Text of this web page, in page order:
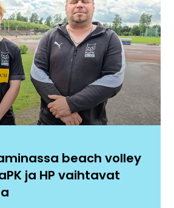
beach volley
ja HP vaihtavat